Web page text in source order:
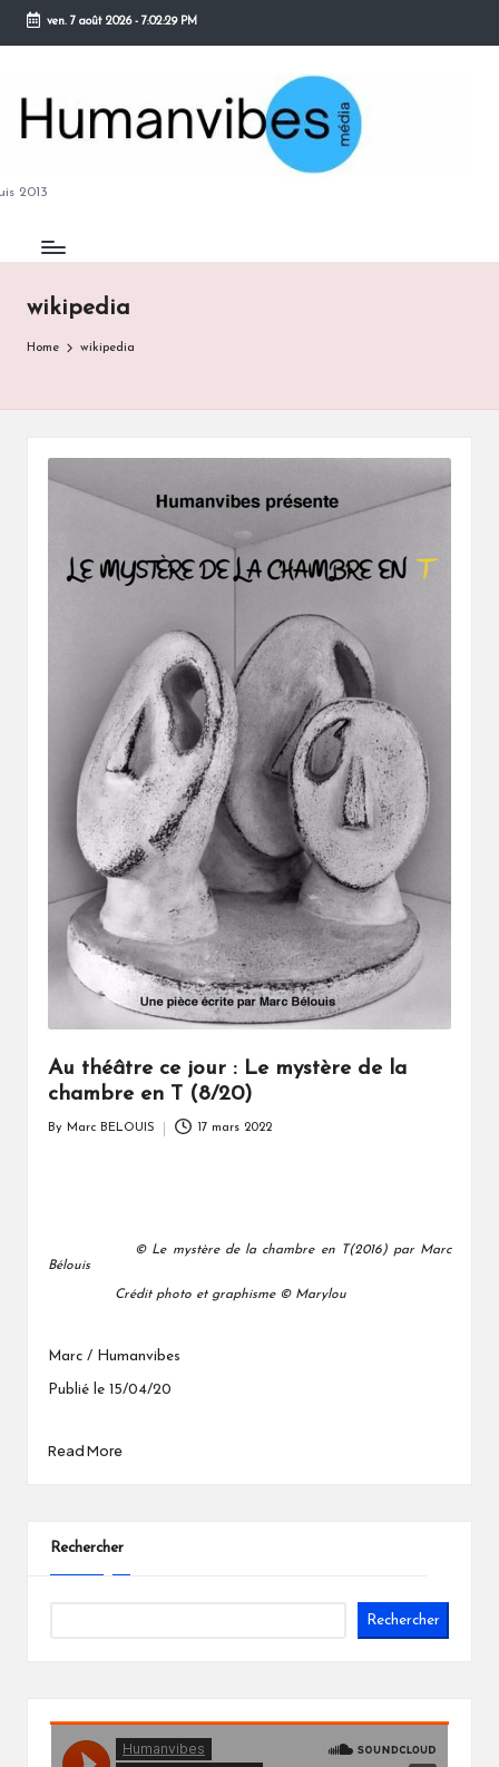
Skip
content
ven. 7 août 2026- 7:02:29 PM
2013
wikipedia
Home wikipedia
Au théâtre ce jour : Le mystère de la
chambre en T (8/20)
By Marc BELOUIS 17 mars 2022
© Le mystère de la chambre en T(2016) par Marc
Bélouis
Crédit photo et graphisme © Marylou
Marc / Humanvibes
Publié le 15/04/20
Read More
Rechercher
Rechercher